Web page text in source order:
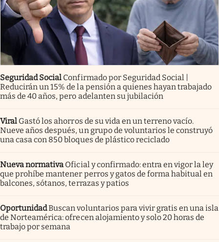
Seguridad Social Confirmado por Seguridad Social |
Reducirán un 15% de la pensión a quienes hayan trabajado
más de 40 años, pero adelanten su jubilación
Viral Gastó los ahorros de su vida en un terreno vacío.
Nueve años después, un grupo de voluntarios le construyó
una casa con 850 bloques de plástico reciclado
Nueva normativa Oficial y confirmado: entra en vigor la ley
que prohíbe mantener perros y gatos de forma habitual en
balcones, sótanos, terrazas y patios
OportunidadBuscan voluntarios para vivir gratis en una isla
de Norteamérica: ofrecen alojamiento y solo 20 horas de
trabajo por semana